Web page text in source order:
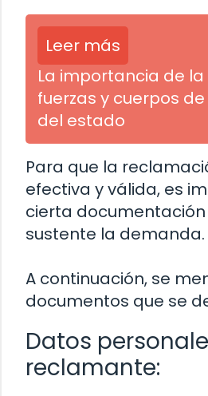
Leer más
La importancia de la
fuerzas y cuerpos
del estado
Para que la
efectiva y válida, es
cierta
sustente la demanda.
A continuación, se
documentos que se
Datos
reclamante: